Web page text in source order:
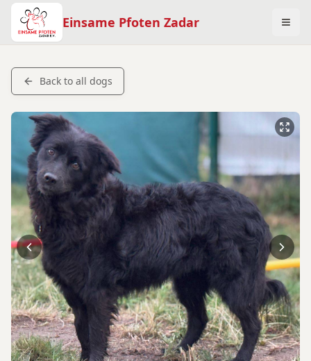
Einsame Pfoten Zadar
Back to all dogs